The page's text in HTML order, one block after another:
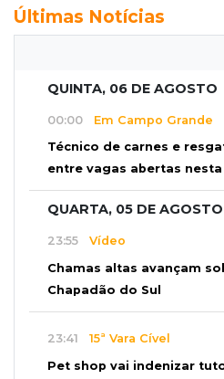
Últimas Notícias
QUINTA, 06 DE AGOSTO
00:00 Em Campo Grande
Técnico de carnes e
entre vagas abertas nesta
QUARTA, 05 DE AGOSTO
23:55 Vídeo
Chamas altas avançam
Chapadão do Sul
23:41 15ª Vara Cível
Pet shop vai indenizar